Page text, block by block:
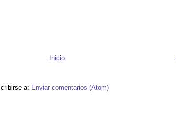
Inicio
a: Enviar comentarios (Atom)